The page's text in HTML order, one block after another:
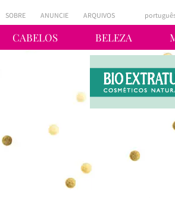
CABELOS BELEZA
SOBRE ANUNCIE ARQUIVOS